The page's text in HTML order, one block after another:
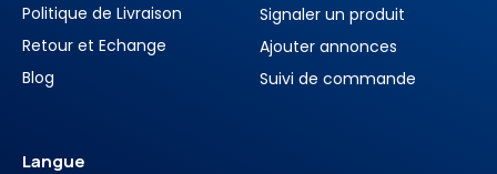
Politique de Livraison
Retour et Echange
Blog
Signaler un produit
Ajouter annonces
Suivi de commande
Langue